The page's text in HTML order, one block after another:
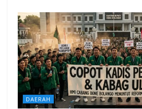
DAERAH